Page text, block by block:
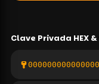
Clave Privada HEX